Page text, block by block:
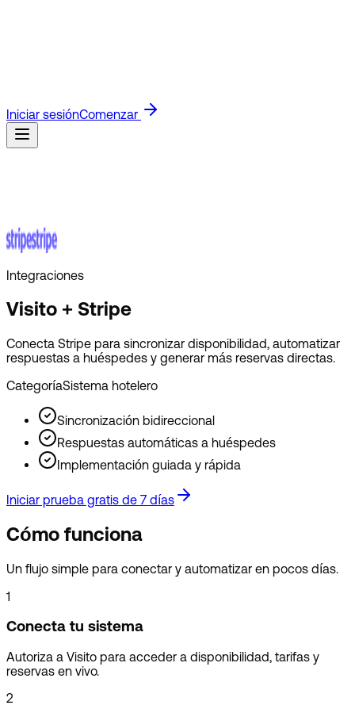
Iniciar sesiónComenzar
Integraciones
Visito + Stripe
Conecta Stripe para sincronizar disponibilidad, automatizar
respuestas a huéspedes y generar más reservas directas.
CategoríaSistema hotelero
Sincronización bidireccional
Respuestas automáticas a huéspedes
Implementación guiada y rápida
Iniciar prueba gratis de 7 días
Cómo funciona
Un flujo simple para conectar y automatizar en pocos días.
1
Conecta tu sistema
Autoriza a Visito para acceder a disponibilidad, tarifas y
reservas en vivo.
2